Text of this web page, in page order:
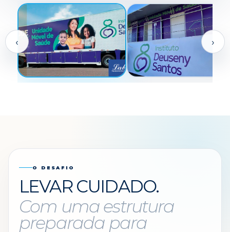
SEMIRREBOQUE COM ACESSIBILIDADE,
EXPANSÃO E PRESENÇA VISUAL
AMPLIAR
‹ ›
O DESAFIO
LEVAR CUIDADO.
Com uma estrutura
preparada para